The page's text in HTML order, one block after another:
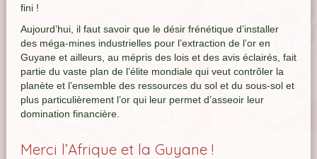
fini !
Aujourd’hui, il faut savoir que le désir frénétique d’installer
des méga-mines industrielles pour l’extraction de l’or en
Guyane et ailleurs, au mépris des lois et des avis éclairés, fait
partie du vaste plan de l’élite mondiale qui veut contrôler la
planète et l’ensemble des ressources du sol et du sous-sol et
plus particulièrement l’or qui leur permet d’asseoir leur
domination financière.
Merci l’Afrique et la Guyane !